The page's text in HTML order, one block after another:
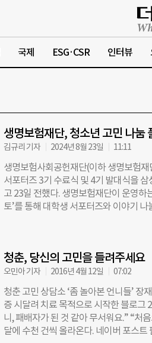
국제 ESG·CSR 인터뷰
생명보험재단, 청소년 고민 나눔
김규리 기자 2024년 8월 23일 11:11
생명보험사회공헌재단(이하 생명보험
서포터즈 3기 수료식 및 4기 발대식을
고 23일 전했다. 생명보험재단이 운영하
토’를 통해 대학생 서포터즈와 이야기 나
담 및 생명존중, 마음건강 관련 콘텐츠
인 4기 서포터즈에는 52명이 선발됐으며
키미 활동을 이어갈 예정이다. 힐링톡톡
소년들이 고민을 편하게 이야기하고 공
어줄 수 있는 멘토로 활동하면서 큰 보
해 더 많은 멘티에게 긍정적인 에너지와
밝혔다. 이번 수료식에서는 수료증 전달
청춘, 당신의 고민을 들려주세요
오민아 기자 2016년 4월 12일 07:02
청춘 고민 상담소 ‘좀 놀아본 언니들’
증 시달려 치료 목적으로 시작한 블로그
니, 패배자가 된 것 같아 무서워요.” “처
달에 수천 건씩 올라온다. 네이버 포스